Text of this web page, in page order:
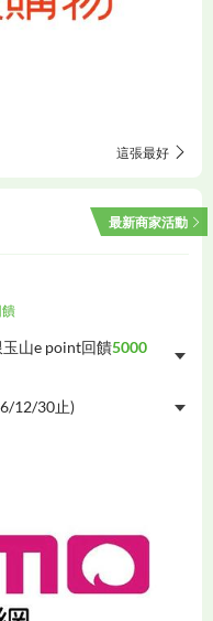
這張最好
最新商家活動
山e point回饋5000
12/30止)